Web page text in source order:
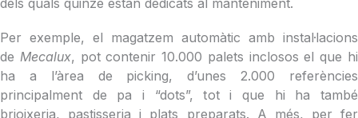
Per exemple, el magatzem automàtic amb instal·lacions
de Mecalux, pot contenir 10.000 palets inclosos el que hi
ha a l’àrea de picking, d’unes 2.000 referències
principalment de pa i “dots”, tot i que hi ha també
brioixeria, pastisseria i plats preparats. A més, per fer